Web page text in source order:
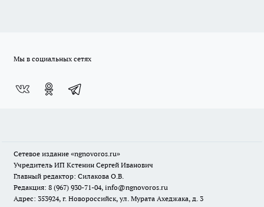
Мы в социальных сетях
Сетевое издание «ngnovoros.ru»
Учредитель ИП Кстенин Сергей Иванович
Главный редактор: Силакова О.В.
Редакция: 8 (967) 930-71-04, info@ngnovoros.ru
Адрес: 353924, г. Новороссийск, ул. Мурата Ахеджака, д. 3